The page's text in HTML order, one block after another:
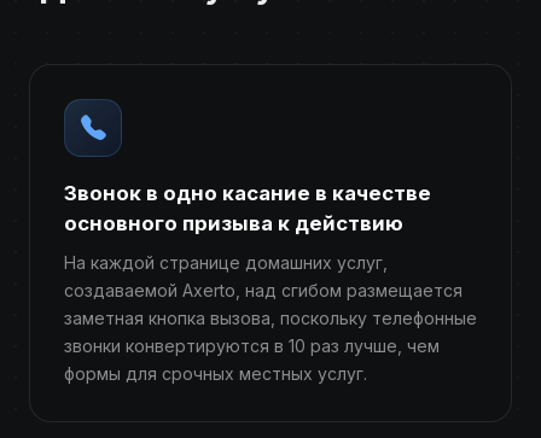
Звонок в одно касание в качестве
основного призыва к действию
На каждой странице домашних услуг,
создаваемой Axerto, над сгибом размещается
заметная кнопка вызова, поскольку телефонные
звонки конвертируются в 10 раз лучше, чем
формы для срочных местных услуг.